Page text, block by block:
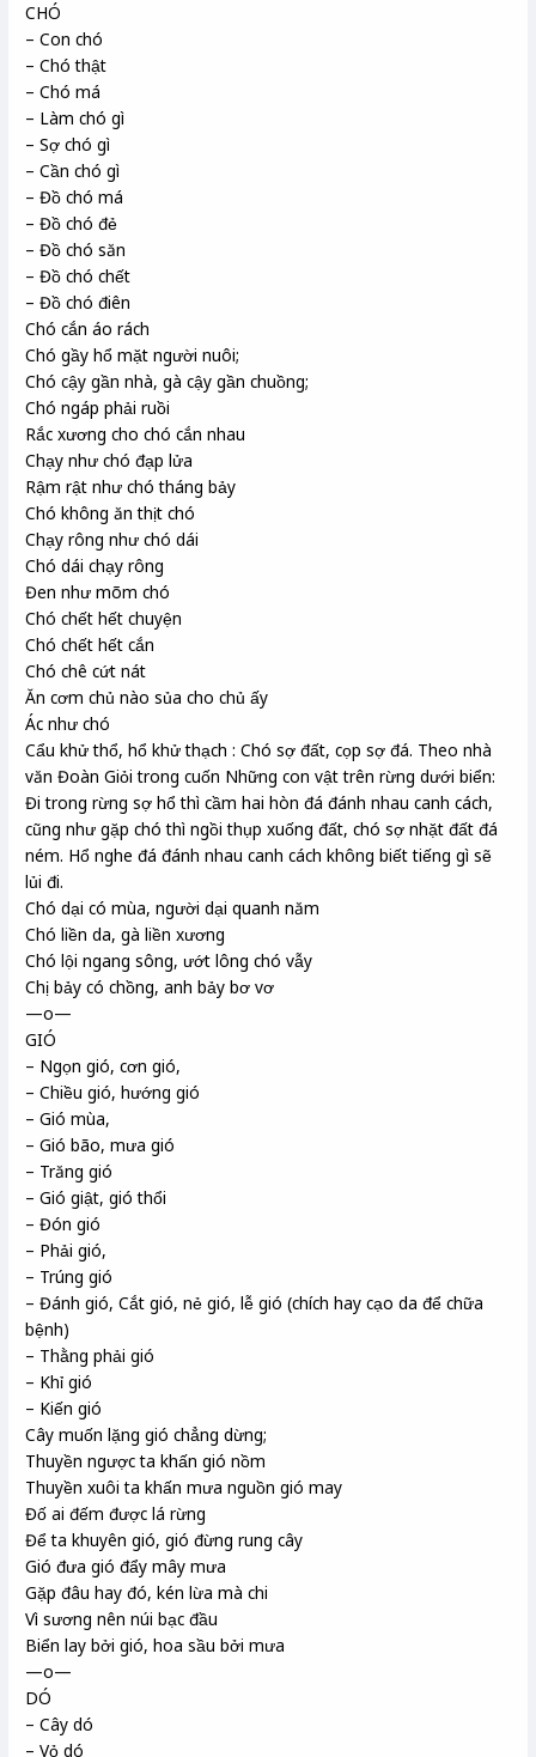
CHÓ
– Con chó
– Chó thật
– Chó má
– Làm chó gì
– Sợ chó gì
– Cần chó gì
– Đồ chó má
– Đồ chó đẻ
– Đồ chó săn
– Đồ chó chết
– Đồ chó điên
Chó cắn áo rách
Chó gầy hổ mặt người nuôi;
Chó cậy gần nhà, gà cậy gần chuồng;
Chó ngáp phải ruồi
Rắc xương cho chó cắn nhau
Chạy như chó đạp lửa
Rậm rật như chó tháng bảy
Chó không ăn thịt chó
Chạy rông như chó dái
Chó dái chạy rông
Đen như mõm chó
Chó chết hết chuyện
Chó chết hết cắn
Chó chê cứt nát
Ăn cơm chủ nào sủa cho chủ ấy
Ác như chó
Cẩu khử thổ, hổ khử thạch : Chó sợ đất, cọp sợ đá. Theo nhà
văn Đoàn Giỏi trong cuốn Những con vật trên rừng dưới biển:
Đi trong rừng sợ hổ thì cầm hai hòn đá đánh nhau canh cách,
cũng như gặp chó thì ngồi thụp xuống đất, chó sợ nhặt đất đá
ném. Hổ nghe đá đánh nhau canh cách không biết tiếng gì sẽ
lủi đi.
Chó dại có mùa, người dại quanh năm
Chó liền da, gà liền xương
Chó lội ngang sông, ướt lông chó vẫy
Chị bảy có chồng, anh bảy bơ vơ
—o—
GIÓ
– Ngọn gió, cơn gió,
– Chiều gió, hướng gió
– Gió mùa,
– Gió bão, mưa gió
– Trăng gió
– Gió giật, gió thổi
– Đón gió
– Phải gió,
– Trúng gió
– Đánh gió, Cắt gió, nẻ gió, lễ gió (chích hay cạo da để chữa
bệnh)
– Thằng phải gió
– Khỉ gió
– Kiến gió
Cây muốn lặng gió chẳng dừng;
Thuyền ngược ta khấn gió nồm
Thuyền xuôi ta khấn mưa nguồn gió may
Đố ai đếm được lá rừng
Để ta khuyên gió, gió đừng rung cây
Gió đưa gió đẩy mây mưa
Gặp đâu hay đó, kén lừa mà chi
Vì sương nên núi bạc đầu
Biển lay bởi gió, hoa sầu bởi mưa
—o—
DÓ
– Cây dó
– Vỏ dó